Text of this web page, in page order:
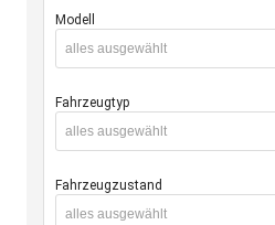
Modell
alles ausgewählt
Fahrzeugtyp
alles ausgewählt
Fahrzeugzustand
alles ausgewählt